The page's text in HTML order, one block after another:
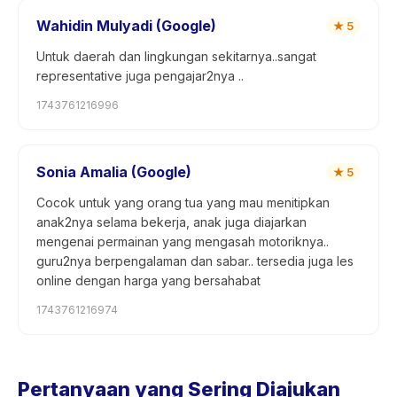
Wahidin Mulyadi (Google) ★ 5
Untuk daerah dan lingkungan sekitarnya..sangat
representative juga pengajar2nya ..
1743761216996
Sonia Amalia (Google) ★ 5
Cocok untuk yang orang tua yang mau menitipkan
anak2nya selama bekerja, anak juga diajarkan
mengenai permainan yang mengasah motoriknya..
guru2nya berpengalaman dan sabar.. tersedia juga les
online dengan harga yang bersahabat
1743761216974
Pertanyaan yang Sering Diajukan